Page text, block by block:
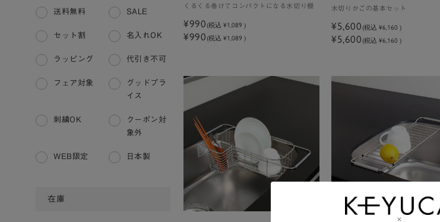
送料無料 SALE
セット割 名入れOK
ラッピング 代引き不可
フェア対象
グッドプラ
イス
刺繍OK
クーポン対
象外
WEB限定 日本製
在庫
くるくる巻けてコンパクトになる水切り棚
¥990 (税込 ¥1,089 )
¥990 (税込 ¥1,089 )
水切りかごの基本セット
¥5,600 (税込 ¥6,160 )
¥5,600 (税込 ¥6,160 )